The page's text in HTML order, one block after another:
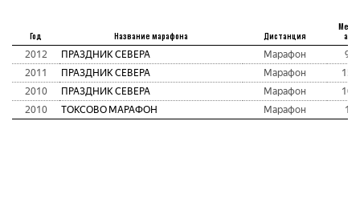
Год Название марафона Дистанция
абс
2012 ПРАЗДНИК СЕВЕРА Марафон
96
2011
ПРАЗДНИК СЕВЕРА Марафон
155
2010
ПРАЗДНИК СЕВЕРА Марафон
104
2010
ТОКСОВО МАРАФОН Марафон 14